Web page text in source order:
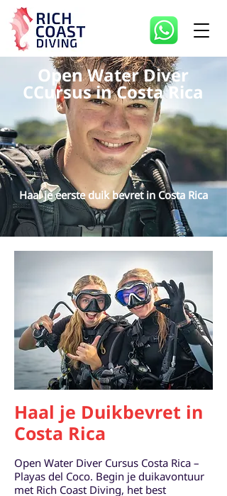
Open Water Diver
CCursus in Costa Rica
Haal je eerste duik bevret in Costa Rica
Haal je Duikbevret in
Costa Rica
Open Water Diver Cursus Costa Rica –
Playas del Coco. Begin je duikavontuur
met Rich Coast Diving, het best